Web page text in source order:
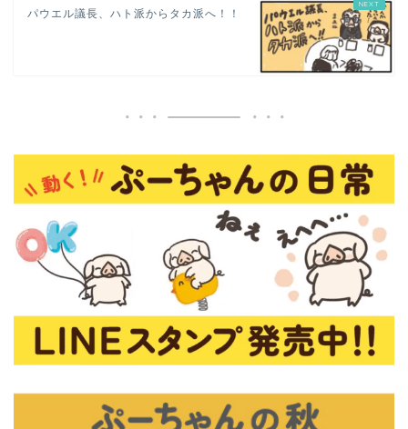
パウエル議長、ハト派からタカ派へ！！